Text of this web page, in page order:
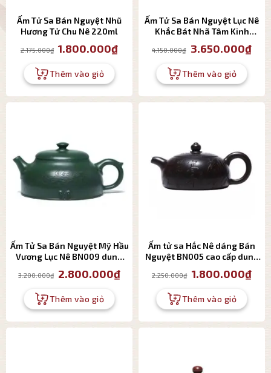
Ấm Tử Sa Bán Nguyệt Nhũ
Hương Tử Chu Nê 220ml
2.175.000₫ Giá
gốc
2.175.000₫.
1.800.000₫Giá
1.800.000₫.
Thêm vào giỏ
Ấm Tử Sa Bán Nguyệt Lục Nê
Khắc Bát Nhã Tâm Kinh
4.150.000₫ Giá
gốc
4.150.000₫.
3.650.000₫Giá
hiện
Thêm vào giỏ
Ấm Tử Sa Bán Nguyệt Mỹ Hầu
Vương Lục Nê BN009 dung
3.200.000₫ Giá
gốc
3.200.000₫.
2.800.000₫Giá
2.800.000₫.
Thêm vào giỏ
Ấm tử sa Hắc Nê dáng Bán
Nguyệt BN005 cao cấp dung
2.250.000₫ Giá
gốc
2.250.000₫.
1.800.000₫Giá
hiện
Thêm vào giỏ